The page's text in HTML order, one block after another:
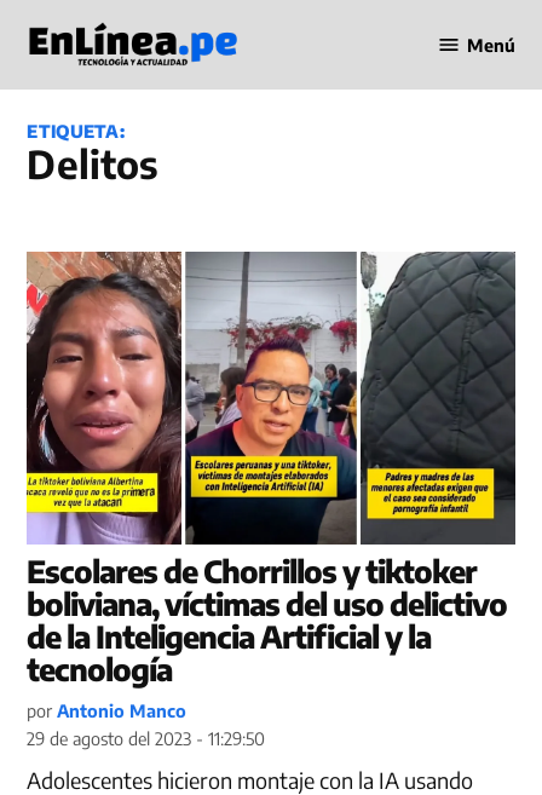
contenido
en Línea
Menú
ETIQUETA:
delitos
Escolares de Chorrillos y tiktoker
boliviana, víctimas del uso delictivo
de la Inteligencia Artificial y la
tecnología
por Antonio Manco
29 de agosto del 2023 - 11:29:50
Adolescentes hicieron montaje con la IA usando